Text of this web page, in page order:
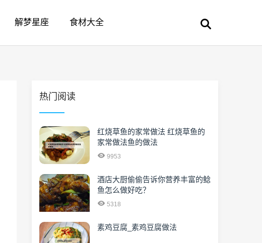
解梦星座 食材大全
热门阅读
红烧草鱼的家常做法 红烧草鱼的
家常做法鱼的做法
9953
酒店大厨偷偷告诉你营养丰富的鲶
鱼怎么做好吃？
5318
素鸡豆腐_素鸡豆腐做法